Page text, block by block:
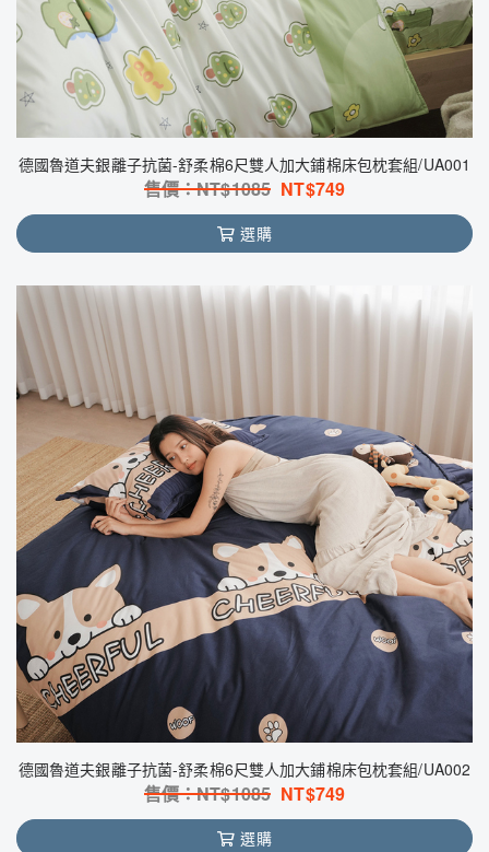
德國魯道夫銀離子抗菌-舒柔棉6尺雙人加大鋪棉床包枕套組/UA001
售價：NT$1085 NT$749
選購
德國魯道夫銀離子抗菌-舒柔棉6尺雙人加大鋪棉床包枕套組/UA002
售價：NT$1085 NT$749
選購